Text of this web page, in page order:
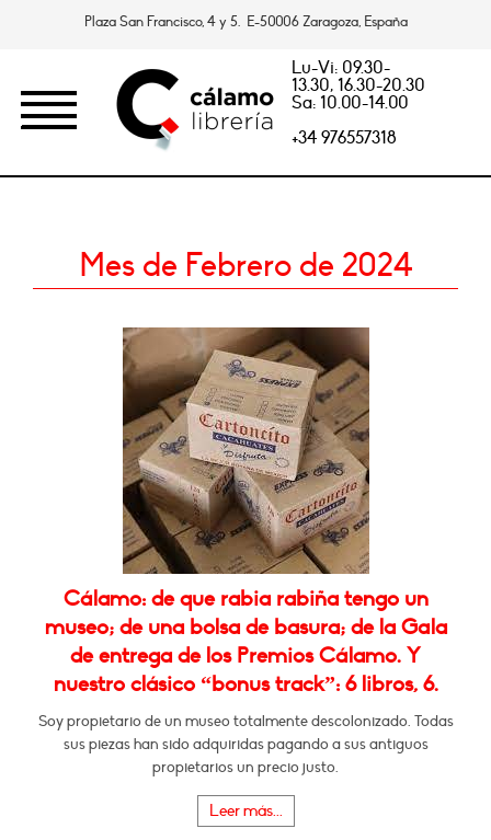
Plaza San Francisco, 4 y 5. E-50006 Zaragoza, España
Lu-Vi: 09.30-
13.30, 16.30-20.30
Sa: 10.00-14.00
+34 976557318
Mes de Febrero de 2024
Cálamo: de que rabia rabiña tengo un
museo; de una bolsa de basura; de la Gala
de entrega de los Premios Cálamo. Y
nuestro clásico “bonus track”: 6 libros, 6.
Soy propietario de un museo totalmente descolonizado. Todas
sus piezas han sido adquiridas pagando a sus antiguos
propietarios un precio justo.
Leer más...